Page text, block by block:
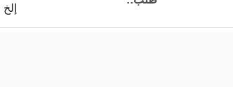
إلخ